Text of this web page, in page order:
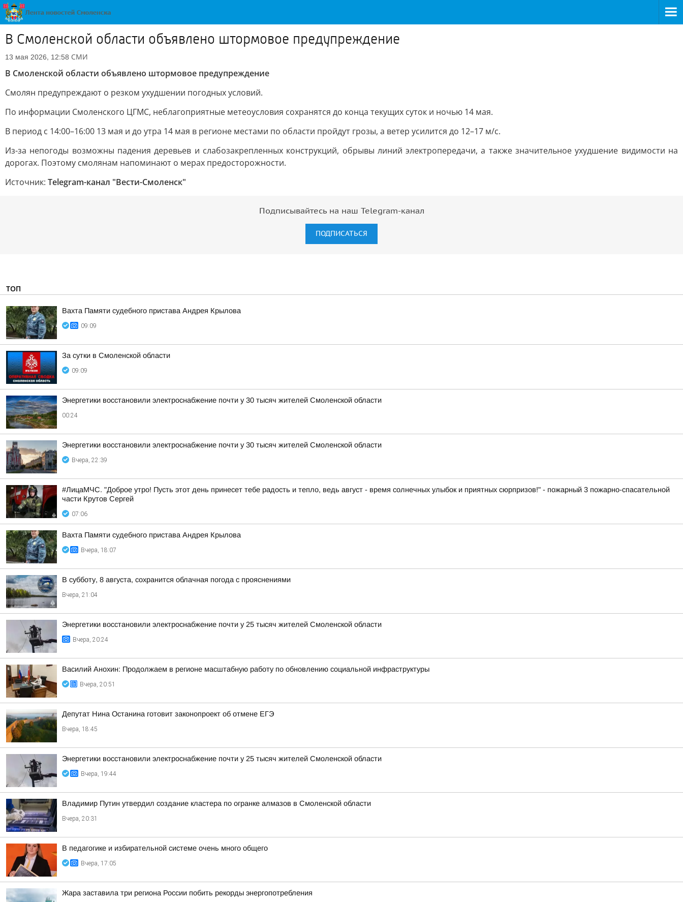
В Смоленской области объявлено штормовое предупреждение
13 мая 2026, 12:58 СМИ
В Смоленской области объявлено штормовое предупреждение
Смолян предупреждают о резком ухудшении погодных условий.
По информации Смоленского ЦГМС, неблагоприятные метеоусловия сохранятся до конца текущих суток и ночью 14 мая.
В период с 14:00–16:00 13 мая и до утра 14 мая в регионе местами по области пройдут грозы, а ветер усилится до 12–17 м/с.
Из-за непогоды возможны падения деревьев и слабозакрепленных конструкций, обрывы линий электропередачи, а также значительное ухудшение видимости на
дорогах. Поэтому смолянам напоминают о мерах предосторожности.
Источник: Telegram-канал "Вести-Смоленск"
Подписывайтесь на наш Telegram-канал
ПОДПИСАТЬСЯ
ТОП
Вахта Памяти судебного пристава Андрея Крылова
09:09
За сутки в Смоленской области
09:09
Энергетики восстановили электроснабжение почти у 30 тысяч жителей Смоленской области
00:24
Энергетики восстановили электроснабжение почти у 30 тысяч жителей Смоленской области
Вчера, 22:39
#ЛицаМЧС. "Доброе утро! Пусть этот день принесет тебе радость и тепло, ведь август - время солнечных улыбок и приятных сюрпризов!" - пожарный 3 пожарно-спасательной
части Крутов Сергей
07:06
Вахта Памяти судебного пристава Андрея Крылова
Вчера, 18:07
В субботу, 8 августа, сохранится облачная погода с прояснениями
Вчера, 21:04
Энергетики восстановили электроснабжение почти у 25 тысяч жителей Смоленской области
Вчера, 20:24
Василий Анохин: Продолжаем в регионе масштабную работу по обновлению социальной инфраструктуры
Вчера, 20:51
Депутат Нина Останина готовит законопроект об отмене ЕГЭ
Вчера, 18:45
Энергетики восстановили электроснабжение почти у 25 тысяч жителей Смоленской области
Вчера, 19:44
Владимир Путин утвердил создание кластера по огранке алмазов в Смоленской области
Вчера, 20:31
В педагогике и избирательной системе очень много общего
Вчера, 17:05
Жара заставила три региона России побить рекорды энергопотребления